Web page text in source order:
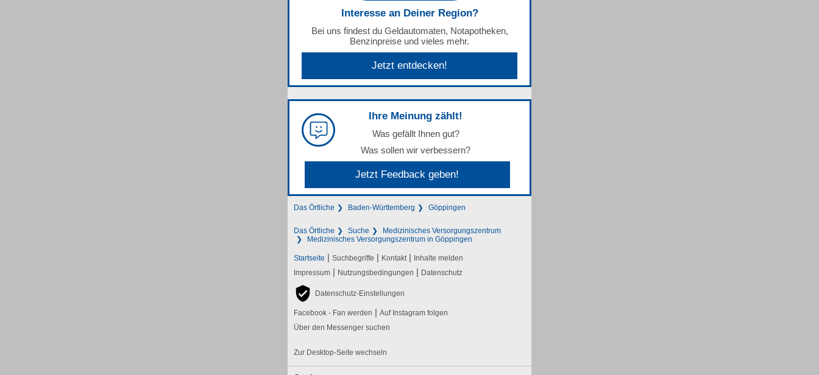
Interesse an Deiner Region?
Bei uns findest du Geldautomaten, Notapotheken,
Benzinpreise und vieles mehr.
Jetzt entdecken!
Ihre Meinung zählt!
Was gefällt Ihnen gut?
Was sollen wir verbessern?
Jetzt Feedback geben!
Das Örtliche Baden-Württemberg Göppingen
Das Örtliche Suche
Medizinisches Versorgungszentrum
Medizinisches Versorgungszentrum in Göppingen
Startseite | Suchbegriffe | Kontakt | Inhalte melden
Impressum | Nutzungsbedingungen | Datenschutz
Datenschutz-Einstellungen
Facebook - Fan werden | Auf Instagram folgen
Über den Messenger suchen
Zur Desktop-Seite wechseln